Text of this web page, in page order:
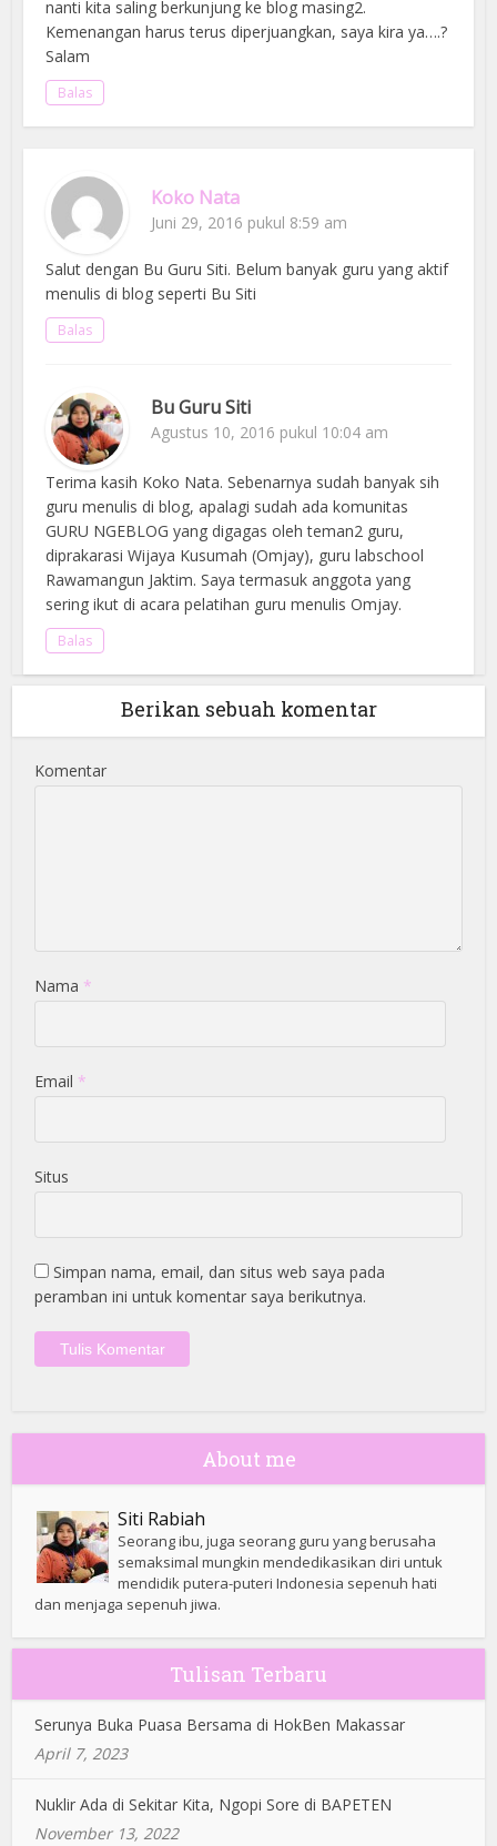
nanti kita saling berkunjung ke blog masing2.
Kemenangan harus terus diperjuangkan, saya kira ya….?
Salam
Balas
Koko Nata
Juni 29, 2016 pukul 8:59 am
Salut dengan Bu Guru Siti. Belum banyak guru yang aktif
menulis di blog seperti Bu Siti
Balas
Bu Guru Siti
Agustus 10, 2016 pukul 10:04 am
Terima kasih Koko Nata. Sebenarnya sudah banyak sih
guru menulis di blog, apalagi sudah ada komunitas
GURU NGEBLOG yang digagas oleh teman2 guru,
diprakarasi Wijaya Kusumah (Omjay), guru labschool
Rawamangun Jaktim. Saya termasuk anggota yang
sering ikut di acara pelatihan guru menulis Omjay.
Balas
Berikan sebuah komentar
Komentar
Nama *
Email *
Situs
Simpan nama, email, dan situs web saya pada
peramban ini untuk komentar saya berikutnya.
About me
Siti Rabiah
Seorang ibu, juga seorang guru yang berusaha
semaksimal mungkin mendedikasikan diri untuk
mendidik putera-puteri Indonesia sepenuh hati
dan menjaga sepenuh jiwa.
Tulisan Terbaru
Serunya Buka Puasa Bersama di HokBen Makassar
April 7, 2023
Nuklir Ada di Sekitar Kita, Ngopi Sore di BAPETEN
November 13, 2022